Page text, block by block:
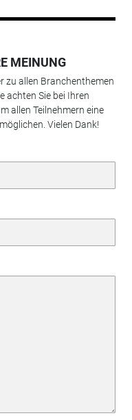
MEINUNG
zu allen Branchenthemen
achten Sie bei Ihren
allen Teilnehmern eine
Vielen Dank!